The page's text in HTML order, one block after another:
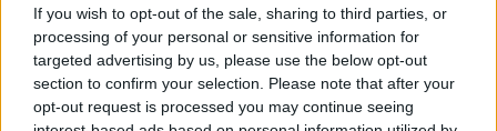
If you wish to opt-out of the sale, sharing to third parties, or
processing of your personal or sensitive information for
targeted advertising by us, please use the below opt-out
section to confirm your selection. Please note that after your
opt-out request is processed you may continue seeing
Schreiben Sie einen Kommentar